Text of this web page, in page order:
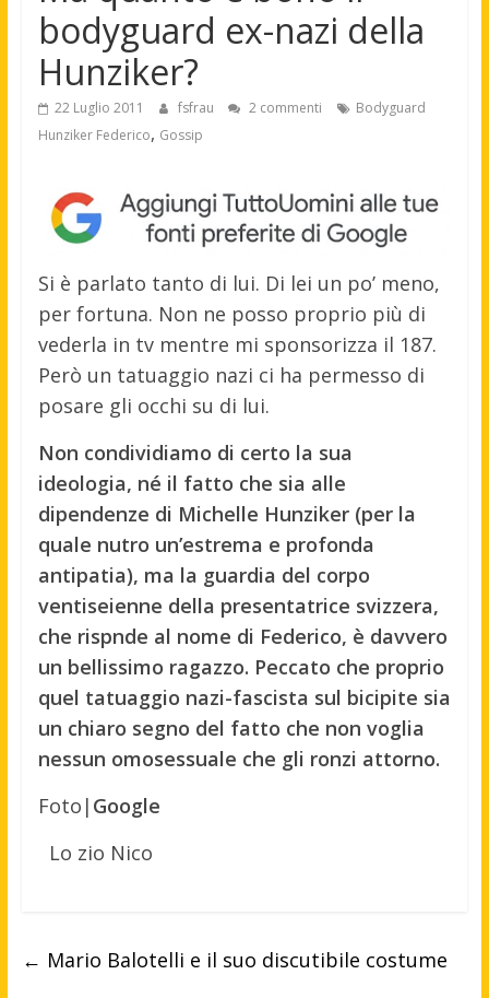
bodyguard ex-nazi della
Hunziker?
22 Luglio 2011 fsfrau 2 commenti
Bodyguard
Hunziker Federico, Gossip
Si è parlato tanto di lui. Di lei un po’ meno,
per fortuna. Non ne posso proprio più di
vederla in tv mentre mi sponsorizza il 187.
Però un tatuaggio nazi ci ha permesso di
posare gli occhi su di lui.
Non condividiamo di certo la sua
ideologia, né il fatto che sia alle
dipendenze di Michelle Hunziker (per la
quale nutro un’estrema e profonda
antipatia), ma la guardia del corpo
ventiseienne della presentatrice svizzera,
che rispnde al nome di Federico, è davvero
un bellissimo ragazzo. Peccato che proprio
quel tatuaggio nazi-fascista sul bicipite sia
un chiaro segno del fatto che non voglia
nessun omosessuale che gli ronzi attorno.
Foto| Google
Lo zio Nico
← Mario Balotelli e il suo discutibile costume